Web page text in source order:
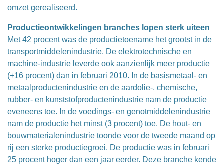
omzet gerealiseerd.
Productieontwikkelingen branches lopen sterk uiteen
Met 42 procent was de productietoename het grootst in de
transportmiddelenindustrie. De elektrotechnische en
machine-industrie leverde ook aanzienlijk meer productie
(+16 procent) dan in februari 2010. In de basismetaal- en
metaalproductenindustrie en de aardolie-, chemische,
rubber- en kunststofproductenindustrie nam de productie
eveneens toe. In de voedings- en genotmiddelenindustrie
nam de productie het minst (3 procent) toe. De hout- en
bouwmaterialenindustrie toonde voor de tweede maand op
rij een sterke productiegroei. De productie was in februari
25 procent hoger dan een jaar eerder. Deze branche kende